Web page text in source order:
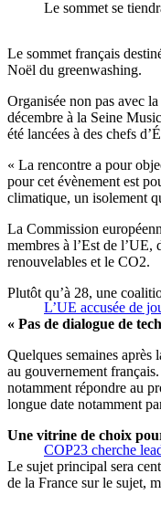
Le sommet se
Le sommet français
Noël du greenwashing.
Organisée non pas avec
décembre à la Seine
été lancées à des chefs
« La rencontre a pour
pour cet évènement est
climatique, un isolement
La Commission
membres à l’Est de
renouvelables et le CO2.
L’UE accusée de
Plutôt qu’à 28, une
« Pas de dialogue de
Quelques semaines
au gouvernement
notamment répondre au
longue date notamment
COP23 cherche
Une vitrine de choix
Le sujet principal sera
de la France sur le sujet,